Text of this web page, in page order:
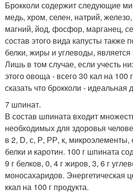
Брокколи содержит следующие
медь, хром, селен, натрий,
магний, йод, фосфор, марганец,
состав этого вида капусты также
белки, жиры и углеводы, является
Лишь в том случае, если учесть
этого овоща - всего 30 кал на 100
сказать что брокколи - идеальная
7 шпинат.
В состав шпината входит
необходимых для здоровья
в 2, D, с, Р, РР, к, микроэлементы,
белки и каротин. 100 г шпината
9 г белков, 0, 4 г жиров, 3, 6 г
моносахаридов. Энергетическая
ккал на 100 г продукта.